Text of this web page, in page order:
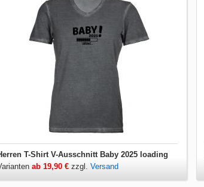
T-Shirt V-Ausschnitt Baby 2025 loading
ab 19,90 €zzgl. Versand